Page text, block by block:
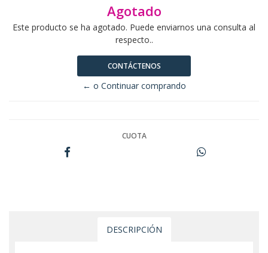
Agotado
Este producto se ha agotado. Puede enviarnos una consulta al
respecto..
CONTÁCTENOS
← o Continuar comprando
CUOTA
DESCRIPCIÓN